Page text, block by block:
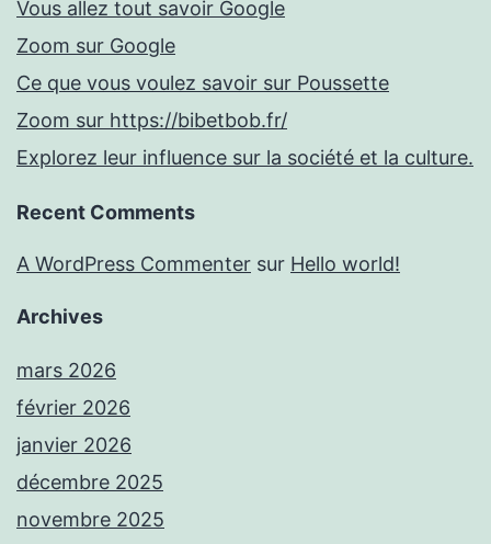
Vous allez tout savoir Google
Zoom sur Google
Ce que vous voulez savoir sur Poussette
Zoom sur https://bibetbob.fr/
Explorez leur influence sur la société et la culture.
Recent Comments
A WordPress Commenter sur Hello world!
Archives
mars 2026
février 2026
janvier 2026
décembre 2025
novembre 2025